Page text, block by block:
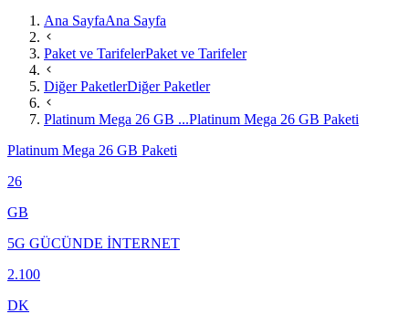
Ana SayfaAna Sayfa
Paket ve TarifelerPaket ve Tarifeler
Diğer PaketlerDiğer Paketler
Platinum Mega 26 GB ...Platinum Mega 26 GB Paketi
Platinum Mega 26 GB Paketi
26
GB
5G GÜCÜNDE İNTERNET
2.100
DK